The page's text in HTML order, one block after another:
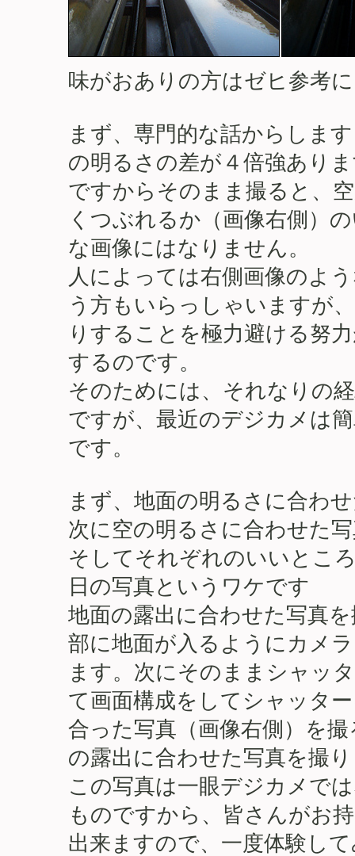
味がおありの方はゼヒ参考
まず、専門的な話からしま
の明るさの差が４倍強あり
ですからそのまま撮ると、
くつぶれるか（画像右側）
な画像にはなりません。
人によっては右側画像のよ
う方もいらっしゃいますが
りすることを極力避ける努
するのです。
そのためには、それなりの
ですが、最近のデジカメは
です。
まず、地面の明るさに合わ
次に空の明るさに合わせた
そしてそれぞれのいいとこ
日の写真というワケです
地面の露出に合わせた写真
部に地面が入るようにカメ
ます。次にそのままシャッ
て画面構成をしてシャッタ
合った写真（画像右側）を
の露出に合わせた写真を撮
この写真は一眼デジカメで
ものですから、皆さんがお
出来ますので、一度体験し